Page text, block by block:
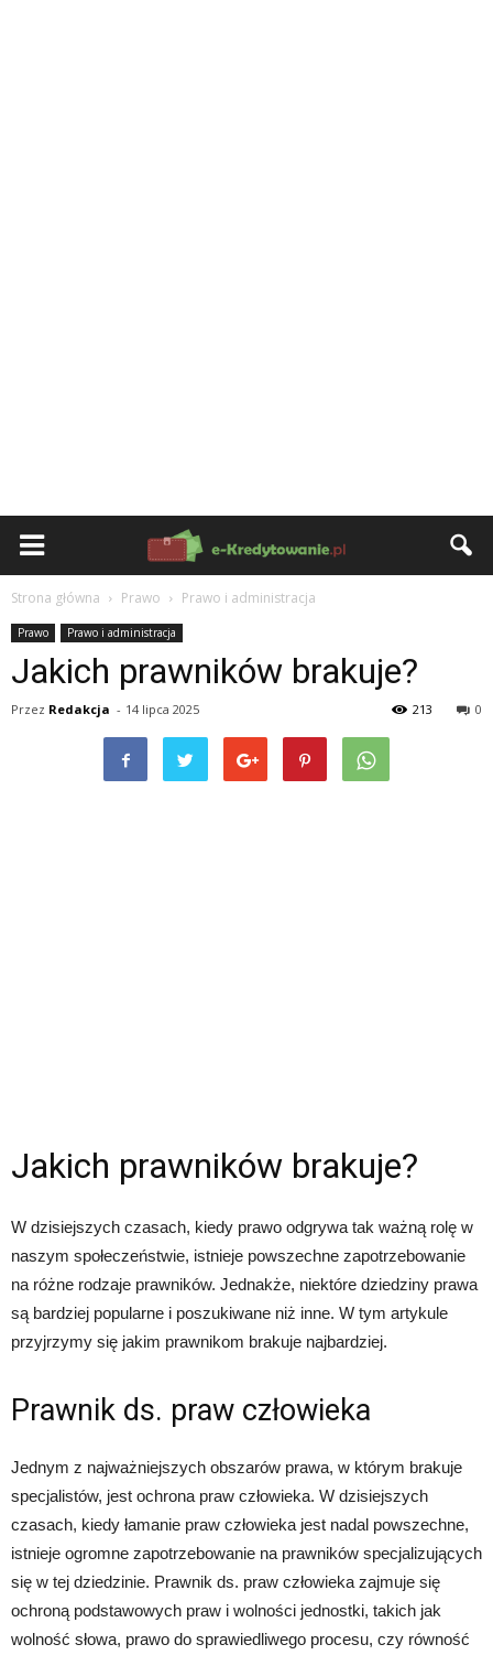
Strona główna Prawo Prawo i administracja
Prawo Prawo i administracja
Jakich prawników brakuje?
Przez Redakcja - 14 lipca 2025 0
213
Jakich prawników brakuje?
W dzisiejszych czasach, kiedy prawo odgrywa tak ważną rolę w
naszym społeczeństwie, istnieje powszechne zapotrzebowanie
na różne rodzaje prawników. Jednakże, niektóre dziedziny prawa
są bardziej popularne i poszukiwane niż inne. W tym artykule
przyjrzymy się jakim prawnikom brakuje najbardziej.
Prawnik ds. praw człowieka
Jednym z najważniejszych obszarów prawa, w którym brakuje
specjalistów, jest ochrona praw człowieka. W dzisiejszych
czasach, kiedy łamanie praw człowieka jest nadal powszechne,
istnieje ogromne zapotrzebowanie na prawników specjalizujących
się w tej dziedzinie. Prawnik ds. praw człowieka zajmuje się
ochroną podstawowych praw i wolności jednostki, takich jak
wolność słowa, prawo do sprawiedliwego procesu, czy równość